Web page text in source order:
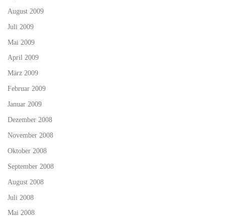
August 2009
Juli 2009
Mai 2009
April 2009
März 2009
Februar 2009
Januar 2009
Dezember 2008
November 2008
Oktober 2008
September 2008
August 2008
Juli 2008
Mai 2008